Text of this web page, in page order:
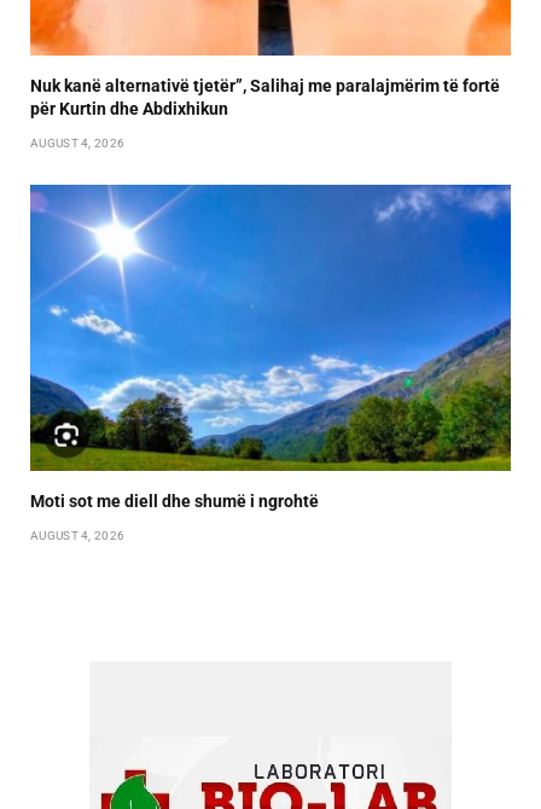
Nuk kanë alternativë tjetër”, Salihaj me paralajmërim të fortë
për Kurtin dhe Abdixhikun
AUGUST 4, 2026
Moti sot me diell dhe shumë i ngrohtë
AUGUST 4, 2026